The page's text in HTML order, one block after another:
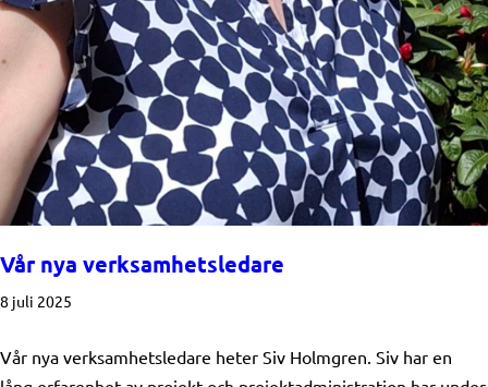
Vår nya verksamhetsledare
8 juli 2025
Vår nya verksamhetsledare heter Siv Holmgren. Siv har en